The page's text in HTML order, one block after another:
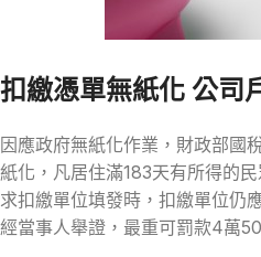
扣繳憑單無紙化 公司
因應政府無紙化作業，財政部國
紙化，凡居住滿183天有所得的
求扣繳單位填發時，扣繳單位仍
經當事人舉證，最重可罰款4萬